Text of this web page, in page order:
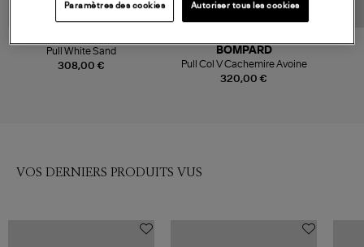
308,00 €
Pull White Sand
320,00 €
BOMPARD
Pull Col V Cachemire Avoine
VOS DERNIERS PRODUITS VUS
Paramètres des cookies Autoriser tous les cookies